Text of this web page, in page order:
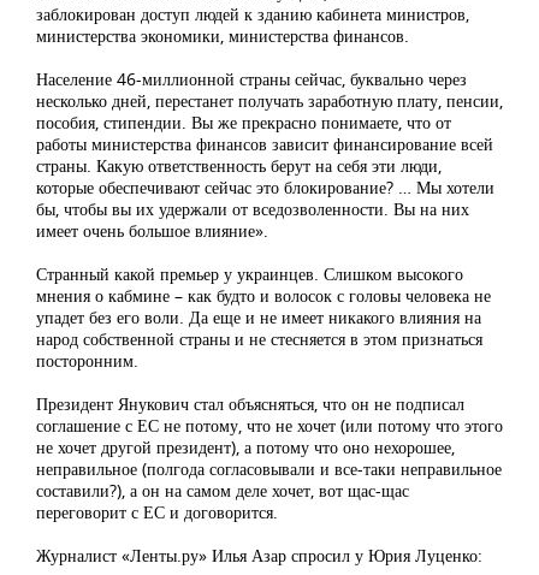
заблокирован доступ людей к зданию кабинета министров,
министерства экономики, министерства финансов.
Население 46-миллионной страны сейчас, буквально через
несколько дней, перестанет получать заработную плату, пенсии,
пособия, стипендии. Вы же прекрасно понимаете, что от
работы министерства финансов зависит финансирование всей
страны. Какую ответственность берут на себя эти люди,
которые обеспечивают сейчас это блокирование? … Мы хотели
бы, чтобы вы их удержали от вседозволенности. Вы на них
имеет очень большое влияние».
Странный какой премьер у украинцев. Слишком высокого
мнения о кабмине – как будто и волосок с головы человека не
упадет без его воли. Да еще и не имеет никакого влияния на
народ собственной страны и не стесняется в этом признаться
посторонним.
Президент Янукович стал объясняться, что он не подписал
соглашение с ЕС не потому, что не хочет (или потому что этого
не хочет другой президент), а потому что оно нехорошее,
неправильное (полгода согласовывали и все-таки неправильное
составили?), а он на самом деле хочет, вот щас-щас
переговорит с ЕС и договорится.
Журналист «Ленты.ру» Илья Азар спросил у Юрия Луценко: